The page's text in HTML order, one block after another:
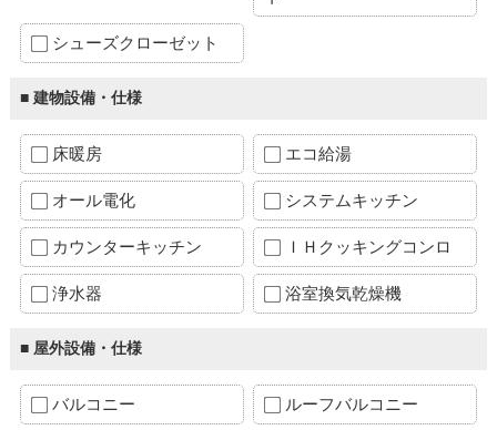
シューズクローゼット
■ 建物設備・仕様
床暖房 エコ給湯
オール電化 システムキッチン
カウンターキッチン ＩＨクッキングコンロ
浄水器 浴室換気乾燥機
■ 屋外設備・仕様
バルコニー ルーフバルコニー